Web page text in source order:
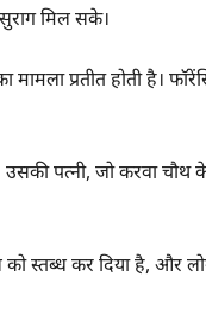
मिल सके।
प्रतीत होती है।
पत्नी, जो करवा चौथ
स्तब्ध कर दिया है, और